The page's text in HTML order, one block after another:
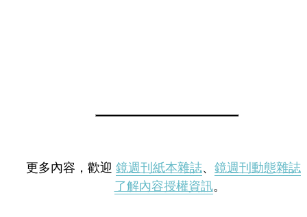
更多內容，歡迎 鏡週刊紙本雜誌、 鏡週刊動態雜誌
了解內容授權資訊。